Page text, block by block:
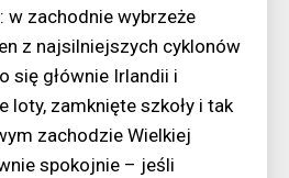
w zachodnie wybrzeże
z najsilniejszych cyklonów
się głównie Irlandii i
loty, zamknięte szkoły i tak
zachodzie Wielkiej
spokojnie – jeśli